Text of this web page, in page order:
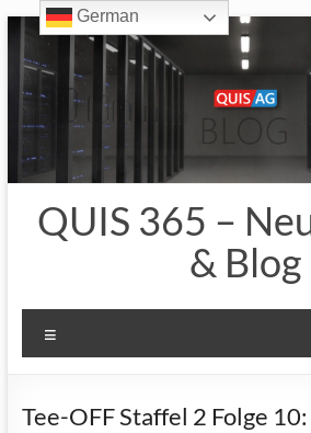
Inhalt
springen
QUIS 365 –
& Blog
Tee-OFF Staffel 2 Folge
German